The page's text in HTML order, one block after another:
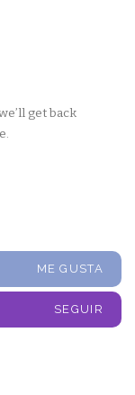
get back
ME GUSTA
SEGUIR